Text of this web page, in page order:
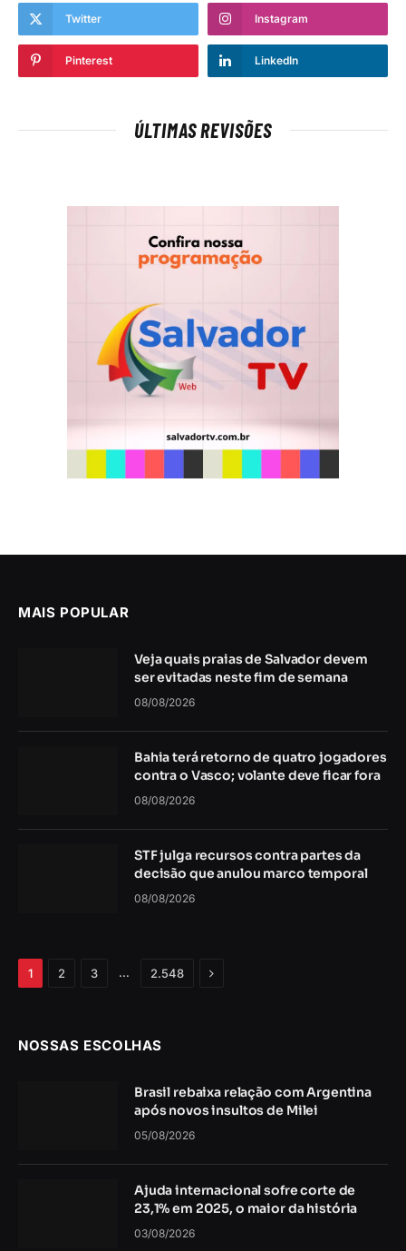
Twitter Instagram
Pinterest LinkedIn
ÚLTIMAS REVISÕES
MAIS POPULAR
Veja quais praias de Salvador devem
ser evitadas neste fim de semana
08/08/2026
Bahia terá retorno de quatro jogadores
contra o Vasco; volante deve ficar fora
08/08/2026
STF julga recursos contra partes da
decisão que anulou marco temporal
08/08/2026
1 2 3 … 2.548 Próximo
NOSSAS ESCOLHAS
Brasil rebaixa relação com Argentina
após novos insultos de Milei
05/08/2026
Ajuda internacional sofre corte de
23,1% em 2025, o maior da história
03/08/2026